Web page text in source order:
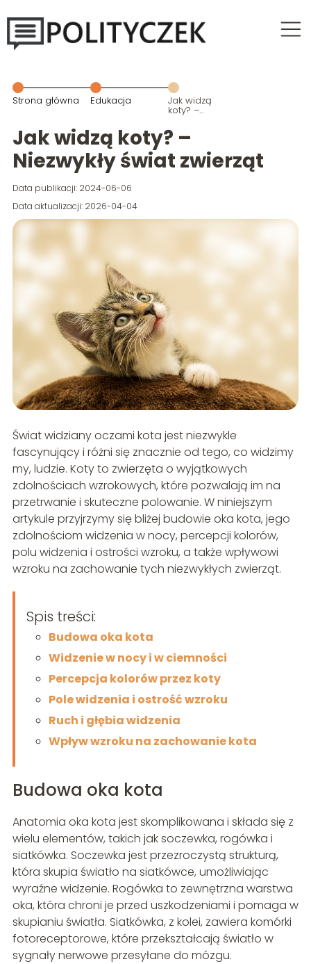
Strona główna Edukacja Jak widzą
koty? –
Niezwykły
świat zwierząt
Jak widzą koty? –
Niezwykły świat zwierząt
Data publikacji: 2024-06-06
Data aktualizacji: 2026-04-04
Świat widziany oczami kota jest niezwykle
fascynujący i różni się znacznie od tego, co widzimy
my, ludzie. Koty to zwierzęta o wyjątkowych
zdolnościach wzrokowych, które pozwalają im na
przetrwanie i skuteczne polowanie. W niniejszym
artykule przyjrzymy się bliżej budowie oka kota, jego
zdolnościom widzenia w nocy, percepcji kolorów,
polu widzenia i ostrości wzroku, a także wpływowi
wzroku na zachowanie tych niezwykłych zwierząt.
Spis treści:
Budowa oka kota
Widzenie w nocy i w ciemności
Percepcja kolorów przez koty
Pole widzenia i ostrość wzroku
Ruch i głębia widzenia
Wpływ wzroku na zachowanie kota
Budowa oka kota
Anatomia oka kota jest skomplikowana i składa się z
wielu elementów, takich jak soczewka, rogówka i
siatkówka. Soczewka jest przezroczystą strukturą,
która skupia światło na siatkówce, umożliwiając
wyraźne widzenie. Rogówka to zewnętrzna warstwa
oka, która chroni je przed uszkodzeniami i pomaga w
skupianiu światła. Siatkówka, z kolei, zawiera komórki
fotoreceptorowe, które przekształcają światło w
sygnały nerwowe przesyłane do mózgu.